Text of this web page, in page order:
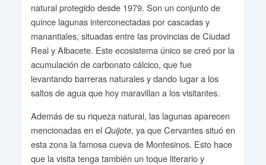
natural protegido desde 1979. Son un conjunto de
quince lagunas interconectadas por cascadas y
manantiales, situadas entre las provincias de Ciudad
Real y Albacete. Este ecosistema único se creó por la
acumulación de carbonato cálcico, que fue
levantando barreras naturales y dando lugar a los
saltos de agua que hoy maravillan a los visitantes.
Además de su riqueza natural, las lagunas aparecen
mencionadas en el Quijote, ya que Cervantes situó en
esta zona la famosa cueva de Montesinos. Esto hace
que la visita tenga también un toque literario y